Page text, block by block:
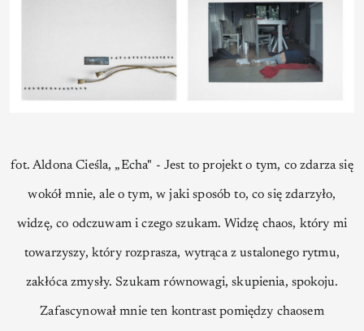
fot. Aldona Cieśla, „Echa" - Jest to projekt o tym, co zdarza się
wokół mnie, ale o tym, w jaki sposób to, co się zdarzyło,
widzę, co odczuwam i czego szukam. Widzę chaos, który mi
towarzyszy, który rozprasza, wytrąca z ustalonego rytmu,
zakłóca zmysły. Szukam równowagi, skupienia, spokoju.
Zafascynował mnie ten kontrast pomiędzy chaosem